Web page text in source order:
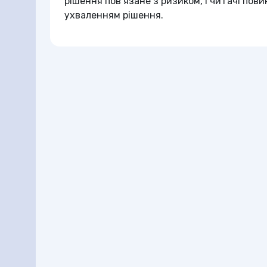
ухваленням рішення.